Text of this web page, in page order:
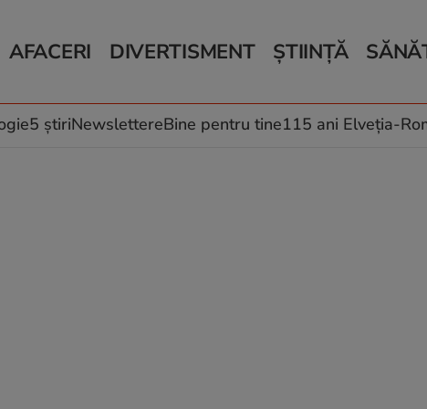
AFACERI
Auto
Locuri de muncă
DIVERTISMENT
Horoscop
Muzică și Filme
ȘTIINȚĂ
Schimbări climatice
Relații
Rețete
5 știriNewslettereBine pentru tine115 ani Elveția-